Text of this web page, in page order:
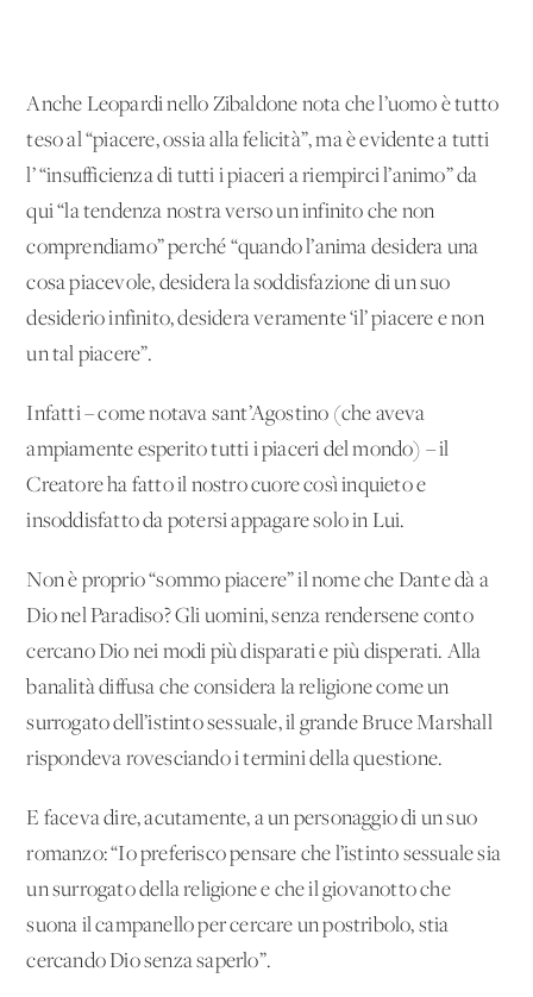
Anche Leopardi nello Zibaldone nota che l’uomo è tutto
teso al “piacere, ossia alla felicità”, ma è evidente a tutti
l’ “insufficienza di tutti i piaceri a riempirci l’animo” da
qui “la tendenza nostra verso un infinito che non
comprendiamo” perché “quando l’anima desidera una
cosa piacevole, desidera la soddisfazione di un suo
desiderio infinito, desidera veramente ‘il’ piacere e non
un tal piacere”.
Infatti – come notava sant’Agostino (che aveva
ampiamente esperito tutti i piaceri del mondo) – il
Creatore ha fatto il nostro cuore così inquieto e
insoddisfatto da potersi appagare solo in Lui.
Non è proprio “sommo piacere” il nome che Dante dà a
Dio nel Paradiso? Gli uomini, senza rendersene conto
cercano Dio nei modi più disparati e più disperati. Alla
banalità diffusa che considera la religione come un
surrogato dell’istinto sessuale, il grande Bruce Marshall
rispondeva rovesciando i termini della questione.
E faceva dire, acutamente, a un personaggio di un suo
romanzo: “Io preferisco pensare che l’istinto sessuale sia
un surrogato della religione e che il giovanotto che
suona il campanello per cercare un postribolo, stia
cercando Dio senza saperlo”.